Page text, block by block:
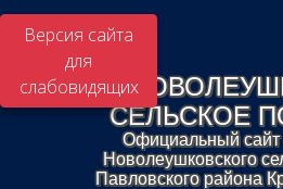
Версия сайта
для
слабовидящих
СЕЛЬСКОЕ
Официальный сайт
Новолеушковского
Павловского района